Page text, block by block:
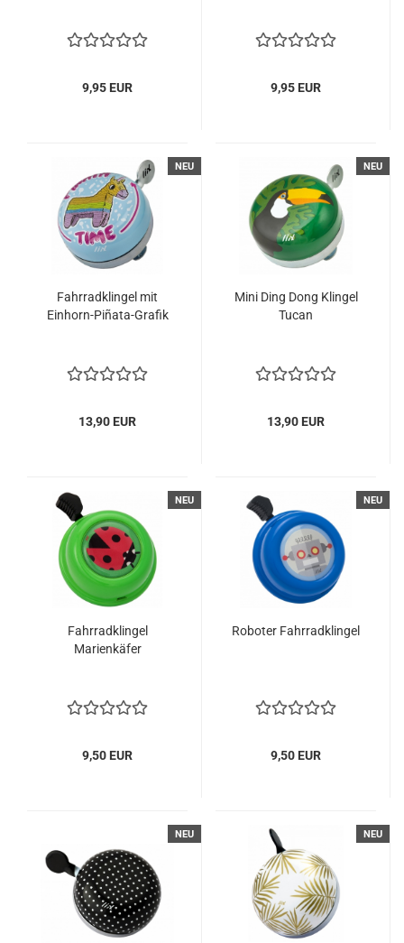
9,95 EUR 9,95 EUR
NEU
Fahrradklingel mit
Einhorn-Piñata-Grafik
13,90 EUR
NEU
Mini Ding Dong Klingel
Tucan
13,90 EUR
NEU
Fahrradklingel
Marienkäfer
9,50 EUR
NEU
Roboter Fahrradklingel
9,50 EUR
NEU NEU